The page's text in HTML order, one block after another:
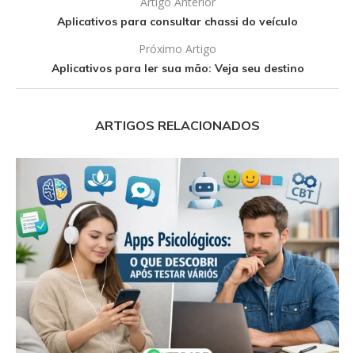
Aplicativos para consultar chassi do veículo
Próximo Artigo
Aplicativos para ler sua mão: Veja seu destino
ARTIGOS RELACIONADOS